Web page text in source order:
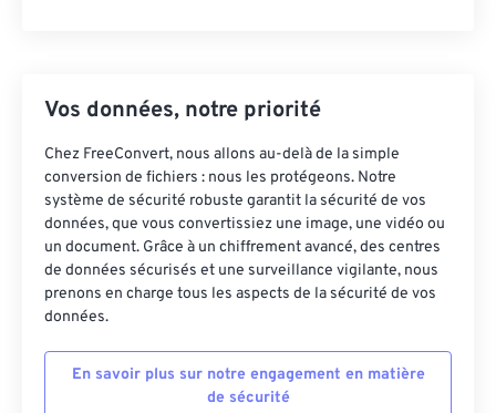
Vos données, notre priorité
Chez FreeConvert, nous allons au-delà de la simple
conversion de fichiers : nous les protégeons. Notre
système de sécurité robuste garantit la sécurité de vos
données, que vous convertissiez une image, une vidéo ou
un document. Grâce à un chiffrement avancé, des centres
de données sécurisés et une surveillance vigilante, nous
prenons en charge tous les aspects de la sécurité de vos
données.
En savoir plus sur notre engagement en matière
de sécurité